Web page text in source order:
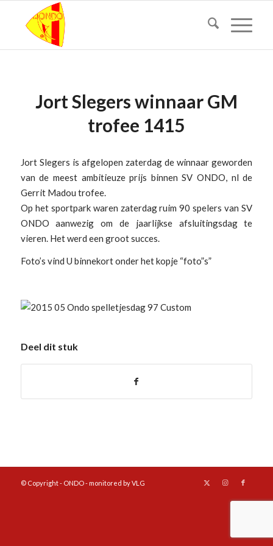
Jort Slegers winnaar GM
trofee 1415
Jort Slegers is afgelopen zaterdag de winnaar geworden
van de meest ambitieuze prijs binnen SV ONDO, nl de
Gerrit Madou trofee.
Op het sportpark waren zaterdag ruim 90 spelers van SV
ONDO aanwezig om de jaarlijkse afsluitingsdag te
vieren. Het werd een groot succes.
Foto’s vind U binnekort onder het kopje “foto”s”
Deel dit stuk
© Copyright - ONDO - monitored by VLG